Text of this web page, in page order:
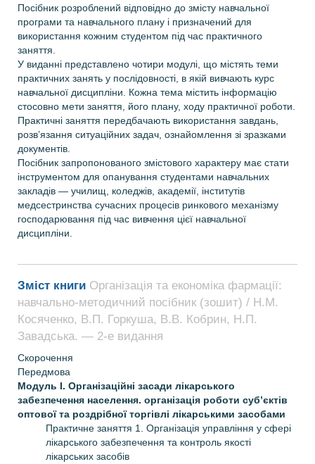
Посібник розроблений відповідно до змісту навчальної
програми та навчального плану і призначений для
використання кожним студентом під час практичного
заняття.
У виданні представлено чотири модулі, що містять теми
практичних занять у послідовності, в якій вивчають курс
навчальної дисципліни. Кожна тема містить інформацію
стосовно мети заняття, його плану, ходу практичної роботи.
Практичні заняття передбачають використання завдань,
розв’язання ситуаційних задач, ознайомлення зі зразками
документів.
Посібник запропонованого змістового характеру має стати
інструментом для опанування студентами навчальних
закладів — училищ, коледжів, академії, інститутів
медсестринства сучасних процесів ринкового механізму
господарювання під час вивчення цієї навчальної
дисципліни.
Зміст книги Організація та економіка фармації:
навчально-методичний посібник (зошит) / Н.М.
Косяченко, В.П. Горкуша, В.В. Кобрин, Н.П.
Завадська. — 2-е видання
Скорочення
Передмова
Модуль І. Організаційні засади лікарського
забезпечення населення. організація роботи суб’єктів
оптової та роздрібної торгівлі лікарськими засобами
Практичне заняття 1. Організація управління у сфері
лікарського забезпечення та контроль якості
лікарських засобів